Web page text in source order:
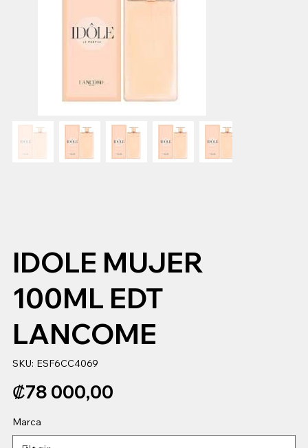
IDOLE MUJER
100ML EDT
LANCOME
SKU: SKU
ESF6CC4069
ESF6CC4069
Precio
₡78 000,00
Marca